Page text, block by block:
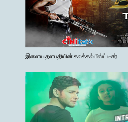
இளைய தளபதியின் கலக்கல் பீஸ்ட் டீசர்